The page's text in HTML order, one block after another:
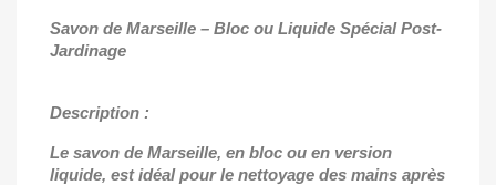
Savon de Marseille – Bloc ou Liquide Spécial Post-
Jardinage
Description :
Le savon de Marseille, en bloc ou en version
liquide, est idéal pour le nettoyage des mains après